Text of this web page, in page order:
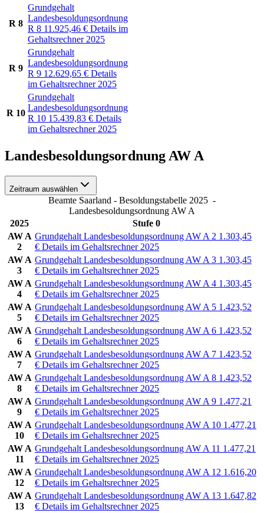
R 8
Grundgehalt
Landesbesoldungsordnung
R 8 11.925,46 € Details im
Gehaltsrechner 2025
R 9
Grundgehalt
Landesbesoldungsordnung
R 9 12.629,65 € Details
im Gehaltsrechner 2025
R 10
Grundgehalt
Landesbesoldungsordnung
R 10 15.439,83 € Details
im Gehaltsrechner 2025
Landesbesoldungsordnung AW A
Zeitraum auswählen
Beamte Saarland - Besoldungstabelle 2025 -
Landesbesoldungsordnung AW A
2025
Stufe 0
AW A
2
Grundgehalt Landesbesoldungsordnung AW A 2 1.303,45
€ Details im Gehaltsrechner 2025
AW A
3
Grundgehalt Landesbesoldungsordnung AW A 3 1.303,45
€ Details im Gehaltsrechner 2025
AW A
4
Grundgehalt Landesbesoldungsordnung AW A 4 1.303,45
€ Details im Gehaltsrechner 2025
AW A
5
Grundgehalt Landesbesoldungsordnung AW A 5 1.423,52
€ Details im Gehaltsrechner 2025
AW A
6
Grundgehalt Landesbesoldungsordnung AW A 6 1.423,52
€ Details im Gehaltsrechner 2025
AW A
7
Grundgehalt Landesbesoldungsordnung AW A 7 1.423,52
€ Details im Gehaltsrechner 2025
AW A
8
Grundgehalt Landesbesoldungsordnung AW A 8 1.423,52
€ Details im Gehaltsrechner 2025
AW A
9
Grundgehalt Landesbesoldungsordnung AW A 9 1.477,21
€ Details im Gehaltsrechner 2025
AW A
10
Grundgehalt Landesbesoldungsordnung AW A 10 1.477,21
€ Details im Gehaltsrechner 2025
AW A
11
Grundgehalt Landesbesoldungsordnung AW A 11 1.477,21
€ Details im Gehaltsrechner 2025
AW A
12
Grundgehalt Landesbesoldungsordnung AW A 12 1.616,20
€ Details im Gehaltsrechner 2025
AW A
13
Grundgehalt Landesbesoldungsordnung AW A 13 1.647,82
€ Details im Gehaltsrechner 2025